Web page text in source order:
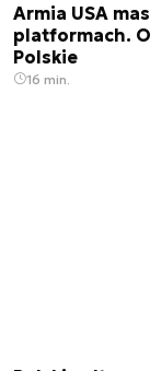
Armia USA
platformach.
Polskie
16 min.